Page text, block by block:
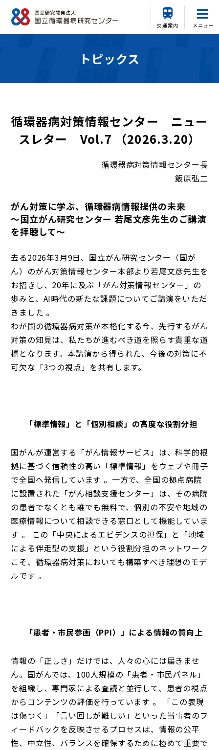
交通案内 メニュー
トピックス
循環器病対策情報センター ニュー
スレター Vol.7 （2026.3.20）
循環器病対策情報センター長
飯原弘二
がん対策に学ぶ、循環器病情報提供の未来
～国立がん研究センター 若尾文彦先生のご講演
を拝聴して～
去る2026年3月9日、国立がん研究センター（国が
ん）のがん対策情報センター本部より若尾文彦先生を
お招きし、20年に及ぶ「がん対策情報センター」の
歩みと、AI時代の新たな課題についてご講演をいただ
きました 。
わが国の循環器病対策が本格化する今、先行するがん
対策の知見は、私たちが進むべき道を照らす貴重な道
標となります。本講演から得られた、今後の対策に不
可欠な「3つの視点」を共有します。
「標準情報」と「個別相談」の高度な役割分担
国がんが運営する「がん情報サービス」は、科学的根
拠に基づく信頼性の高い「標準情報」をウェブや冊子
で全国へ発信しています 。一方で、全国の拠点病院
に設置された「がん相談支援センター」は、その病院
の患者でなくとも誰でも無料で、個別の不安や地域の
医療情報について相談できる窓口として機能していま
す 。 この「中央によるエビデンスの担保」と「地域
による伴走型の支援」という役割分担のネットワーク
こそ、循環器病対策においても構築すべき理想のモデ
ルです 。
「患者・市民参画（PPI）」による情報の質向上
情報の「正しさ」だけでは、人々の心には届きませ
ん。国がんでは、100人規模の「患者・市民パネル」
を組織し、専門家による査読と並行して、患者の視点
からコンテンツの評価を行っています 。 「この表現
は傷つく」「言い回しが難しい」といった当事者のフ
ィードバックを反映させるプロセスは、情報の公平
性、中立性、バランスを確保するために極めて重要で